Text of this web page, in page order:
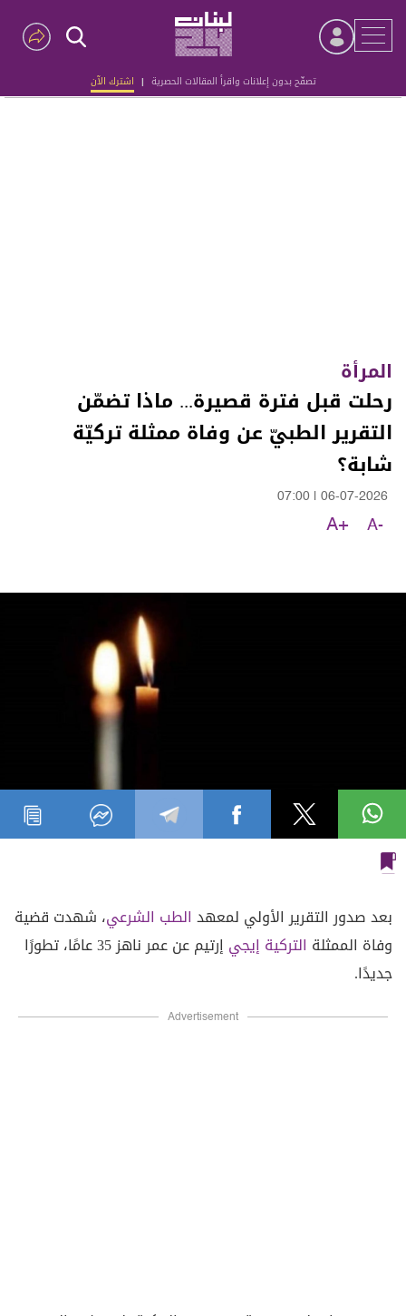
تصفّح بدون إعلانات واقرأ المقالات الحصرية | اشترك الآن
Advertisement
المرأة
رحلت قبل فترة قصيرة... ماذا تضمّن
التقرير الطبيّ عن وفاة ممثلة تركيّة
شابة؟
06-07-2026
07:00
A-
A+
بعد صدور التقرير الأولي لمعهد الطب الشرعي، شهدت قضية
وفاة الممثلة التركية إيجي
إرتيم عن عمر ناهز 35 عامًا، تطورًا
جديدًا.
Advertisement